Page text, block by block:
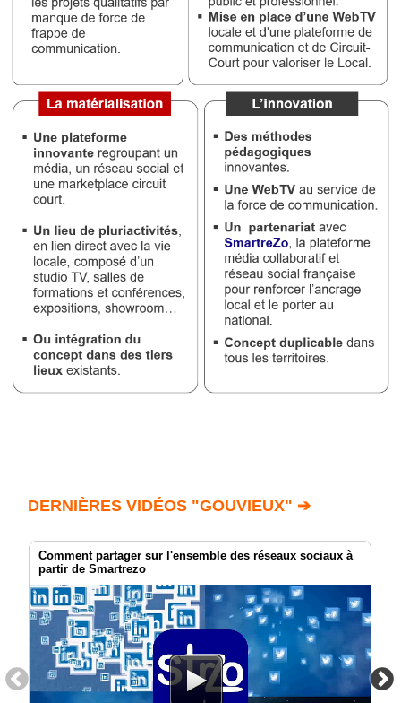
DERNIÈRES VIDÉOS "GOUVIEUX" ➔
Comment partager sur l'ensemble des réseaux sociaux à
partir de Smartrezo